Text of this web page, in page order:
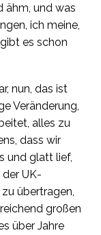
ähm, und was
ich meine,
es schon
nun, das ist
Veränderung,
alles zu
dass wir
und glatt lief,
UK-
übertragen,
großen
über Jahre